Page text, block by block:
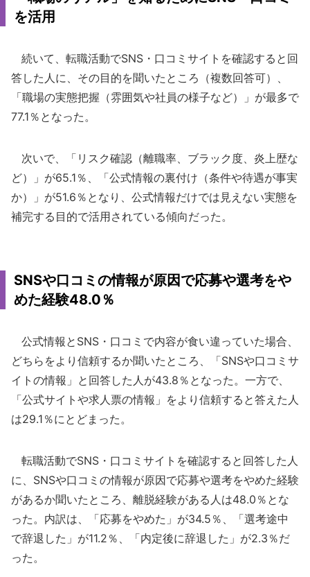
を活用
続いて、転職活動でSNS・口コミサイトを確認すると回
答した人に、その目的を聞いたところ（複数回答可）、
「職場の実態把握（雰囲気や社員の様子など）」が最多で
77.1％となった。
次いで、「リスク確認（離職率、ブラック度、炎上歴な
ど）」が65.1％、「公式情報の裏付け（条件や待遇が事実
か）」が51.6％となり、公式情報だけでは見えない実態を
補完する目的で活用されている傾向だった。
SNSや口コミの情報が原因で応募や選考をや
めた経験48.0％
公式情報とSNS・口コミで内容が食い違っていた場合、
どちらをより信頼するか聞いたところ、「SNSや口コミサ
イトの情報」と回答した人が43.8％となった。一方で、
「公式サイトや求人票の情報」をより信頼すると答えた人
は29.1％にとどまった。
転職活動でSNS・口コミサイトを確認すると回答した人
に、SNSや口コミの情報が原因で応募や選考をやめた経験
があるか聞いたところ、離脱経験がある人は48.0％とな
った。内訳は、「応募をやめた」が34.5％、「選考途中
で辞退した」が11.2％、「内定後に辞退した」が2.3％だ
った。